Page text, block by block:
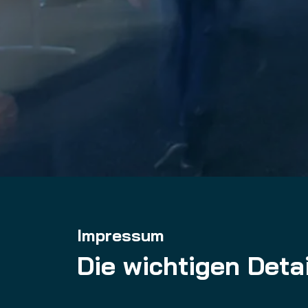
Impressum
Die wichtigen